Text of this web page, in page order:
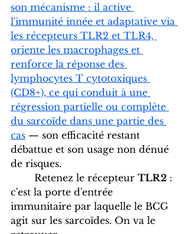
son mécanisme : il active
l'immunité innée et adaptative via
les récepteurs TLR2 et TLR4,
oriente les macrophages et
renforce la réponse des
lymphocytes T cytotoxiques
(CD8+), ce qui conduit à une
régression partielle ou complète
du sarcoïde dans une partie des
cas — son efficacité restant
débattue et son usage non dénué
de risques.
	Retenez le récepteur
TLR2 :
c'est la porte d'entrée
immunitaire par laquelle le BCG
agit sur les sarcoïdes. On va le